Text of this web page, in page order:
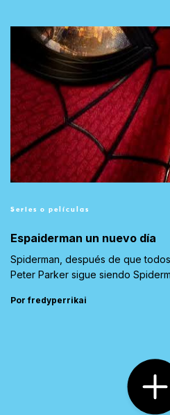
Series o películas
Espaiderman un nuevo día
Spiderman, después de que
Peter Parker sigue siendo
Por fredyperrikai